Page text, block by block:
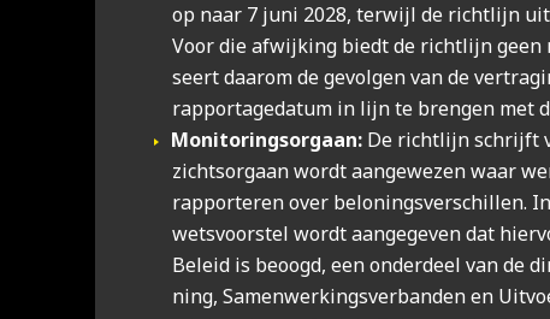
op naar 7 juni 2028, ter­wijl de richt­lijn
Voor die afwij­king biedt de richt­lijn geen
seert daar­om de gevol­gen van de
rap­por­ta­ge­da­tum in lijn te bren­gen met
Moni­to­rings­or­gaan: De richt­lijn schrijft
zichts­or­gaan wordt aan­ge­we­zen waar
rap­por­te­ren over belo­nings­ver­schil­len.
wets­voor­stel wordt aan­ge­ge­ven dat
Beleid is beoogd, een onder­deel van de
ning, Samen­wer­kings­ver­ban­den en